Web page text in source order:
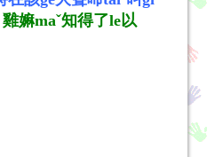
雞嫲maˇ知得了le以